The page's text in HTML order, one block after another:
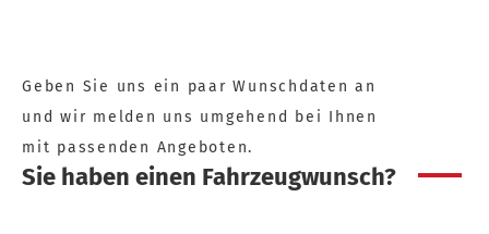
Geben Sie uns ein paar Wunschdaten an
und wir melden uns umgehend bei Ihnen
mit passenden Angeboten.
Sie haben einen Fahrzeugwunsch?